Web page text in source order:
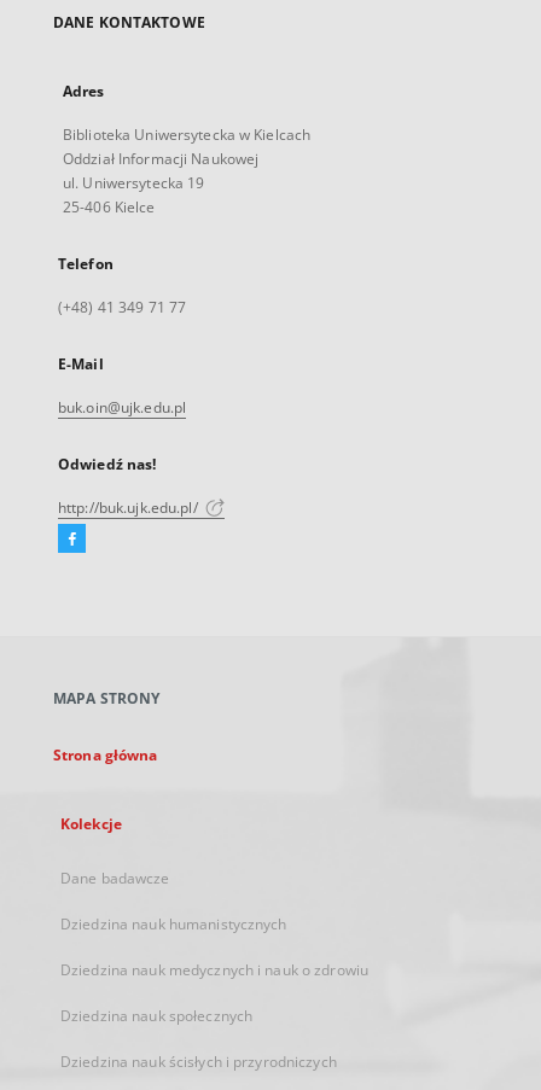
DANE KONTAKTOWE
Adres
Biblioteka Uniwersytecka w Kielcach
Oddział Informacji Naukowej
ul. Uniwersytecka 19
25-406 Kielce
Telefon
(+48) 41 349 71 77
E-Mail
buk.oin@ujk.edu.pl
Odwiedź nas!
http://buk.ujk.edu.pl/
Facebook
karcie
MAPA STRONY
Strona główna
Kolekcje
Dane badawcze
Dziedzina nauk humanistycznych
Dziedzina nauk medycznych i nauk o zdrowiu
Dziedzina nauk społecznych
Dziedzina nauk ścisłych i przyrodniczych